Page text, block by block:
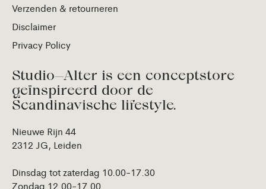
Verzenden & retourneren
Disclaimer
Privacy Policy
Studio—Alter is een conceptstore
geïnspireerd door de
Scandinavische lifestyle.
Nieuwe Rijn 44
2312 JG, Leiden
Dinsdag tot zaterdag 10.00-17.30
Zondag 12.00-17.00